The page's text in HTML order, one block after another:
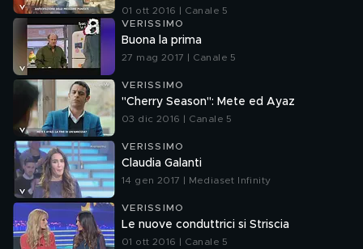
01 ott 2016 | Canale 5
VERISSIMO
Buona la prima
27 mag 2017 | Canale 5
VERISSIMO
"Cherry Season": Mete ed Ayaz
03 dic 2016 | Canale 5
VERISSIMO
Claudia Galanti
14 gen 2017 | Mediaset Infinity
VERISSIMO
Le nuove conduttrici si Striscia
01 ott 2016 | Canale 5